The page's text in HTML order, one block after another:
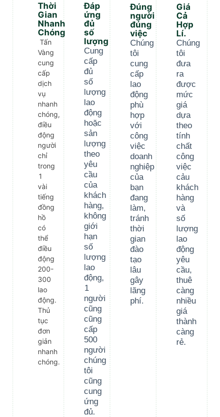
Thời
Gian
Nhanh
Chóng
Tấn
Vàng
cung
cấp
dịch
vụ
nhanh
chóng,
điều
động
người
chỉ
trong
1
vài
tiếng
đồng
hồ
có
thể
điều
động
200-
300
lao
động.
Thủ
tục
đơn
giản
nhanh
chóng.
Đáp
ứng
đủ
số
lượng
Cung
cấp
đủ
số
lượng
lao
động
hoặc
sản
lượng
theo
yêu
cầu
của
khách
hàng,
không
giới
hạn
số
lượng
lao
động,
1
người
cũng
cũng
cấp
500
người
chúng
tôi
cũng
cung
ứng
đủ.
Đúng
người
đúng
việc
Chúng
tôi
cung
cấp
lao
động
phù
hợp
với
công
việc
doanh
nghiệp
của
bạn
đang
làm,
tránh
thời
gian
đào
tạo
lâu
gây
lãng
phí.
Giá
Cả
Hợp
Lí.
Chúng
tôi
đưa
ra
được
mức
giá
dựa
theo
tính
chất
công
việc
cảu
khách
hàng
và
số
lượng
lao
động
yêu
cầu,
thuê
càng
nhiều
giá
thành
càng
rẻ.